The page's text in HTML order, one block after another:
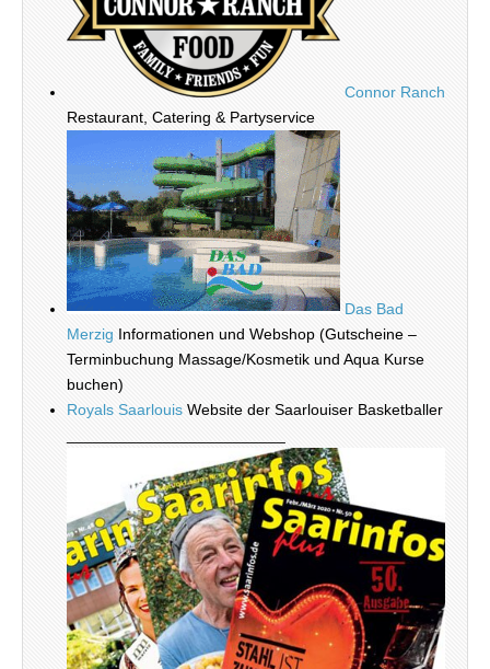
Connor Ranch
Restaurant, Catering & Partyservice
Das Bad
Merzig Informationen und Webshop (Gutscheine –
Terminbuchung Massage/Kosmetik und Aqua Kurse
buchen)
Royals Saarlouis Website der Saarlouiser Basketballer